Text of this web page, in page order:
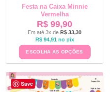
Festa na Caixa Minnie
Vermelha
R$ 99,90
Em até 3x de R$ 33,30
R$94,91 no pix
ESCOLHA AS OPÇÕES
Save